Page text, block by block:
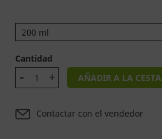
200 ml
Cantidad
AÑADIR A LA CESTA
Contactar con el vendedor